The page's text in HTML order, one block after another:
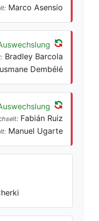
Marco Asensio
Bradley Barcola
Dembélé
Fabián Ruiz
Manuel Ugarte